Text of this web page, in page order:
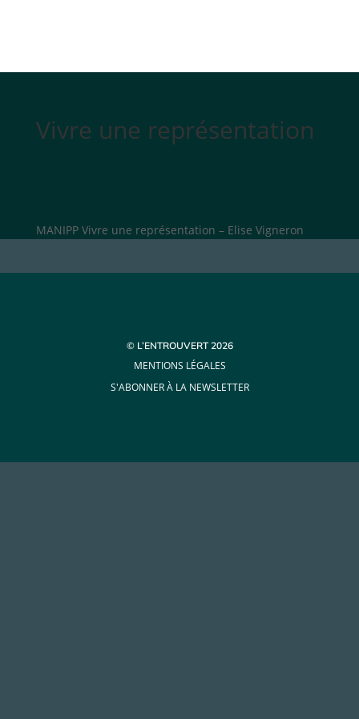
Vivre une représentation
MANIPP Vivre une représentation – Elise Vigneron
© L’ENTROUVERT 2026
MENTIONS LÉGALES
S'ABONNER À LA NEWSLETTER